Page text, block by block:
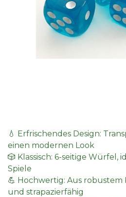
💧 Erfrischendes Design:
einen modernen Look
🎲 Klassisch: 6-seitige Würfel,
Spiele
💪 Hochwertig: Aus
und strapazierfähig